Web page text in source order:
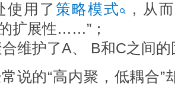
⽤了 策略模式
，从
扩展性……”；
维护了A、 B和C之间
说的“⾼内聚，低耦合”